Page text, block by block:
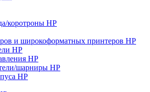
коротроны HP
и широкоформатных принтеров HP
HP
HP
шарниры HP
HP